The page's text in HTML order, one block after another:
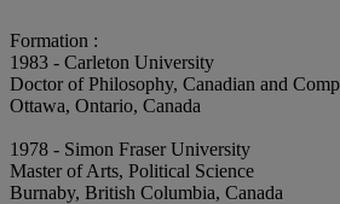
Formation :
1983 - Carleton University
Doctor of Philosophy, Canadian and
Ottawa, Ontario, Canada
1978 - Simon Fraser University
Master of Arts, Political Science
Burnaby, British Columbia, Canada